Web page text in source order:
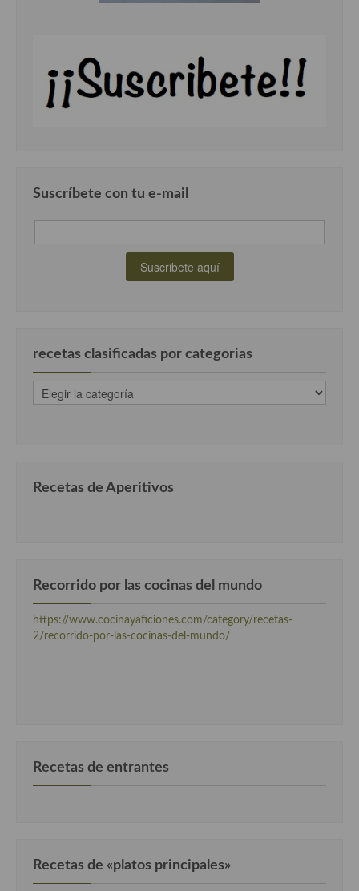
Suscríbete con tu e-mail
recetas clasificadas por categorias
recetas
clasificadas
Recetas de Aperitivos
Recorrido por las cocinas del mundo
https://www.cocinayaficiones.com/category/recetas-
2/recorrido-por-las-cocinas-del-mundo/
Recetas de entrantes
Recetas de «platos principales»